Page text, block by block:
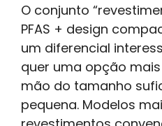
O conjunto
PFAS + design
um diferencial
quer uma opção
mão do tamanho
pequena. Modelos